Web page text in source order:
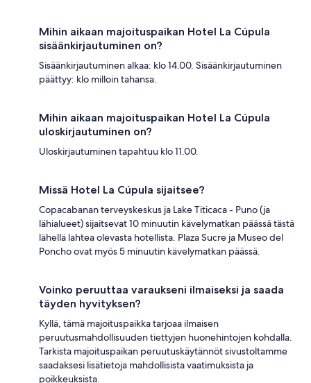
Mihin aikaan majoituspaikan Hotel La Cúpula
sisäänkirjautuminen on?
Sisäänkirjautuminen alkaa: klo 14.00. Sisäänkirjautuminen
päättyy: klo milloin tahansa.
Mihin aikaan majoituspaikan Hotel La Cúpula
uloskirjautuminen on?
Uloskirjautuminen tapahtuu klo 11.00.
Missä Hotel La Cúpula sijaitsee?
Copacabanan terveyskeskus ja Lake Titicaca - Puno (ja
lähialueet) sijaitsevat 10 minuutin kävelymatkan päässä tästä
lähellä lahtea olevasta hotellista. Plaza Sucre ja Museo del
Poncho ovat myös 5 minuutin kävelymatkan päässä.
Voinko peruuttaa varaukseni ilmaiseksi ja saada
täyden hyvityksen?
Kyllä, tämä majoituspaikka tarjoaa ilmaisen
peruutusmahdollisuuden tiettyjen huonehintojen kohdalla.
Tarkista majoituspaikan peruutuskäytännöt sivustoltamme
saadaksesi lisätietoja mahdollisista vaatimuksista ja
poikkeuksista.